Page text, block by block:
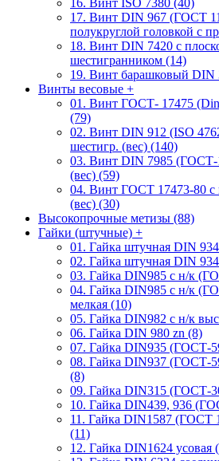
16. Винт ISO 7380 (40)
17. Винт DIN 967 (ГОСТ
полукруглой головкой с
18. Винт DIN 7420 с
шестигранником (14)
19. Винт барашковый DIN
Винты весовые +
01. Винт ГОСТ- 17475 (Din
(79)
02. Винт DIN 912 (ISO
шестигр. (вес) (140)
03. Винт DIN 7985 (ГОСТ-
(вес) (59)
04. Винт ГОСТ 17473-80 c
(вес) (30)
Высокопрочные метизы (88)
Гайки (штучные) +
01. Гайка штучная DIN
02. Гайка штучная DIN
03. Гайка DIN985 с н/к
04. Гайка DIN985 с н/к
мелкая (10)
05. Гайка DIN982 с н/к
06. Гайка DIN 980 zn (8)
07. Гайка DIN935 (ГОСТ-
08. Гайка DIN937 (ГОСТ-
(8)
09. Гайка DIN315 (ГОСТ-
10. Гайка DIN439, 936
11. Гайка DIN1587 (ГОСТ
(11)
12. Гайка DIN1624 усовая